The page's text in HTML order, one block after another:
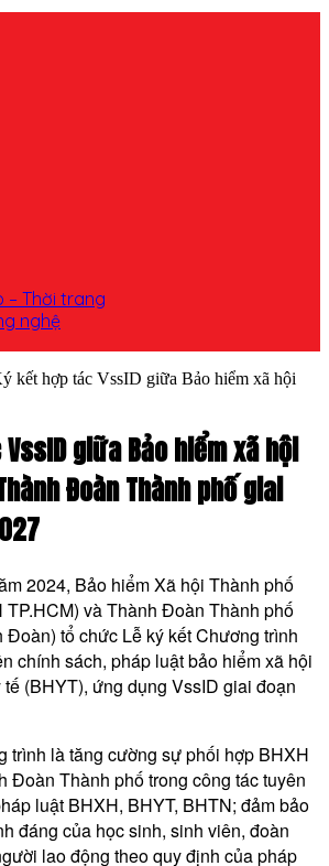
– Thời trang
nghệ
kết hợp tác VssID giữa Bảo hiểm xã hội
giữa Bảo hiểm xã hội
Đoàn Thành phố giai
2024, Bảo hiểm Xã hội Thành phố
và Thành Đoàn Thành phố
Đoàn) tổ chức Lễ ký kết Chương trình
chính sách, pháp luật bảo hiểm xã hội
(BHYT), ứng dụng VssID giai đoạn
trình là tăng cường sự phối hợp BHXH
Đoàn Thành phố trong công tác tuyên
luật BHXH, BHYT, BHTN; đảm bảo
đáng của học sinh, sinh viên, đoàn
lao động theo quy định của pháp